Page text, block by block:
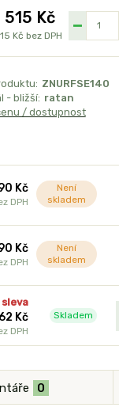
515 Kč
Kč bez DPH
ZNURFSE140
- bližší: ratan
/ dostupnost
Kč
DPH
Není
skladem
Kč
DPH
Není
skladem
sleva
Kč
DPH
Skladem
0